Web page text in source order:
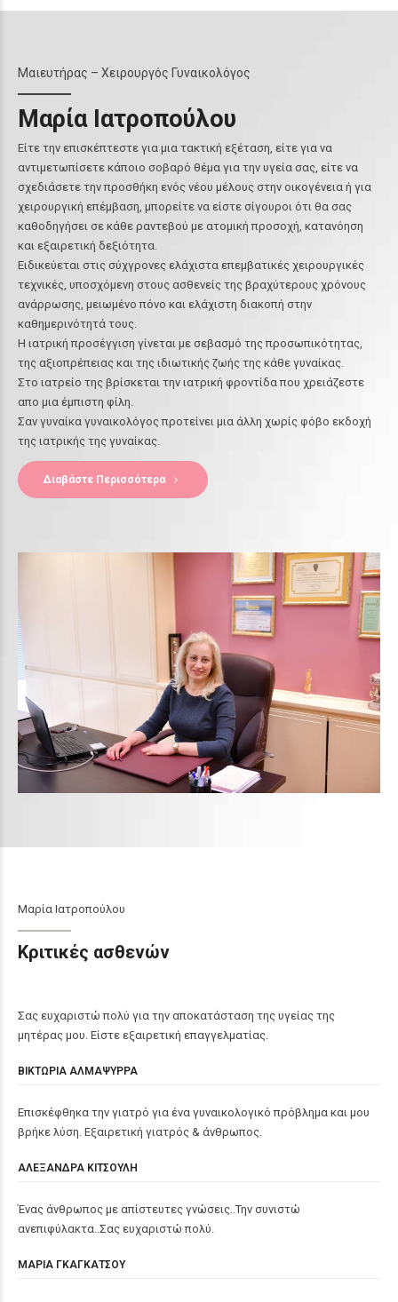
Μαιευτήρας – Χειρουργός Γυναικολόγος
Μαρία Ιατροπούλου
Είτε την επισκέπτεστε για μια τακτική εξέταση, είτε για να
αντιμετωπίσετε κάποιο σοβαρό θέμα για την υγεία σας, είτε να
σχεδιάσετε την προσθήκη ενός νέου μέλους στην οικογένεια ή για
χειρουργική επέμβαση, μπορείτε να είστε σίγουροι ότι θα σας
καθοδηγήσει σε κάθε ραντεβού με ατομική προσοχή, κατανόηση
και εξαιρετική δεξιότητα.
Ειδικεύεται στις σύχγρονες ελάχιστα επεμβατικές χειρουργικές
τεχνικές, υποσχόμενη στους ασθενείς της βραχύτερους χρόνους
ανάρρωσης, μειωμένο πόνο και ελάχιστη διακοπή στην
καθημερινότητά τους.
Η ιατρική προσέγγιση γίνεται με σεβασμό της προσωπικότητας,
της αξιοπρέπειας και της ιδιωτικής ζωής της κάθε γυναίκας.
Στο ιατρείο της βρίσκεται την ιατρική φροντίδα που χρειάζεστε
απο μια έμπιστη φίλη.
Σαν γυναίκα γυναικολόγος προτείνει μια άλλη χωρίς φόβο εκδοχή
της ιατρικής της γυναίκας.
Διαβάστε Περισσότερα
Μαρία Ιατροπούλου
Κριτικές ασθενών
Σας ευχαριστώ πολύ για την αποκατάσταση της υγείας της
μητέρας μου. Είστε εξαιρετική επαγγελματίας.
ΒΙΚΤΩΡΙΑ ΑΛΜΑΨΥΡΡΑ
Επισκέφθηκα την γιατρό για ένα γυναικολογικό πρόβλημα και μου
βρήκε λύση. Εξαιρετική γιατρός & άνθρωπος.
ΑΛΕΞΑΝΔΡΑ ΚΙΤΣΟΥΛΗ
Ένας άνθρωπος με απίστευτες γνώσεις..Την συνιστώ
ανεπιφύλακτα..Σας ευχαριστώ πολύ.
ΜΑΡΙΑ ΓΚΑΓΚΑΤΣΟΥ